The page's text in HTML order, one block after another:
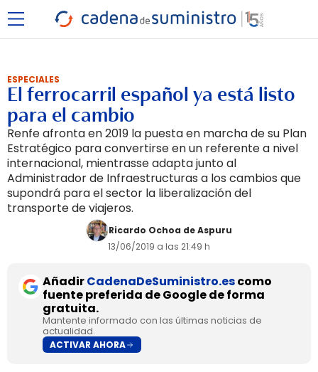
ESPECIALES
El ferrocarril español ya está listo
para el cambio
Renfe afronta en 2019 la puesta en marcha de su Plan
Estratégico para convertirse en un referente a nivel
internacional, mientrasse adapta junto al
Administrador de Infraestructuras a los cambios que
supondrá para el sector la liberalización del
transporte de viajeros.
Ricardo Ochoa de Aspuru
13/06/2019 a las 21:49 h
AñadirCadenaDeSuministro.escomo
fuente preferida de Google de forma
gratuita.
Mantente informado con las últimas noticias de
actualidad.
ACTIVAR AHORA